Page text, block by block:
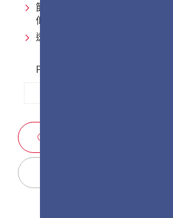
節能設計結合
低耗電的同時也支援環境永續發展
透過
Pixel Pitch Options: